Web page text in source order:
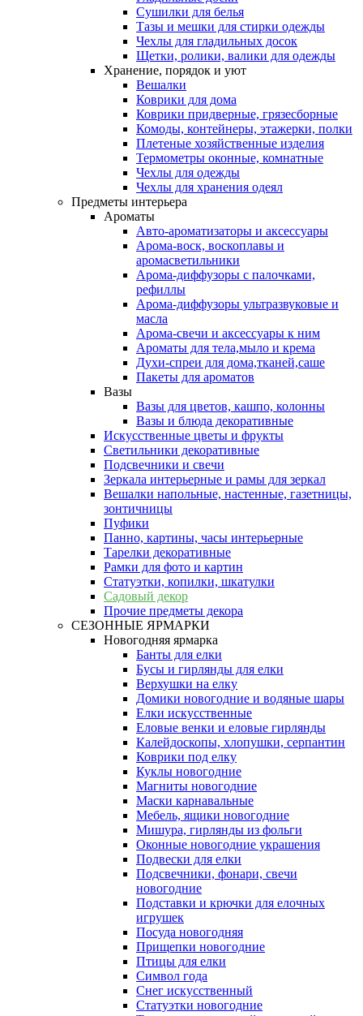
Сушилки для белья
Тазы и мешки для стирки одежды
Чехлы для гладильных досок
Щетки, ролики, валики для одежды
Хранение, порядок и уют
Вешалки
Коврики для дома
Коврики придверные, грязесборные
Комоды, контейнеры, этажерки, полки
Плетеные хозяйственные изделия
Термометры оконные, комнатные
Чехлы для одежды
Чехлы для хранения одеял
Предметы интерьера
Ароматы
Авто-ароматизаторы и аксессуары
Арома-воск, воскоплавы и
аромасветильники
Арома-диффузоры с палочками,
рефиллы
Арома-диффузоры ультразвуковые и
масла
Арома-свечи и аксессуары к ним
Ароматы для тела,мыло и крема
Духи-спреи для дома,тканей,саше
Пакеты для ароматов
Вазы
Вазы для цветов, кашпо, колонны
Вазы и блюда декоративные
Искусственные цветы и фрукты
Светильники декоративные
Подсвечники и свечи
Зеркала интерьерные и рамы для зеркал
Вешалки напольные, настенные, газетницы,
зонтичницы
Пуфики
Панно, картины, часы интерьерные
Тарелки декоративные
Рамки для фото и картин
Статуэтки, копилки, шкатулки
Садовый декор
Прочие предметы декора
СЕЗОННЫЕ ЯРМАРКИ
Новогодняя ярмарка
Банты для елки
Бусы и гирлянды для елки
Верхушки на елку
Домики новогодние и водяные шары
Елки искусственные
Еловые венки и еловые гирлянды
Калейдоскопы, хлопушки, серпантин
Коврики под елку
Куклы новогодние
Магниты новогодние
Маски карнавальные
Мебель, ящики новогодние
Мишура, гирлянды из фольги
Оконные новогодние украшения
Подвески для елки
Подсвечники, фонари, свечи
новогодние
Подставки и крючки для елочных
игрушек
Посуда новогодняя
Прищепки новогодние
Птицы для елки
Символ года
Снег искусственный
Статуэтки новогодние